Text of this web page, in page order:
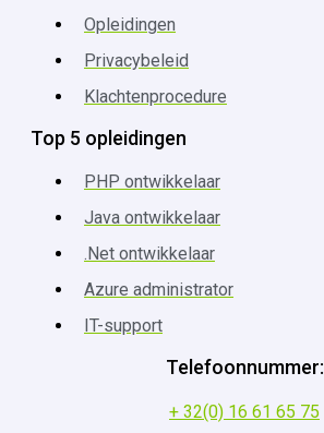
Opleidingen
Privacybeleid
Klachtenprocedure
Top 5 opleidingen
PHP ontwikkelaar
Java ontwikkelaar
.Net ontwikkelaar
Azure administrator
IT-support
Telefoonnummer:
+ 32(0) 16 61 65 75